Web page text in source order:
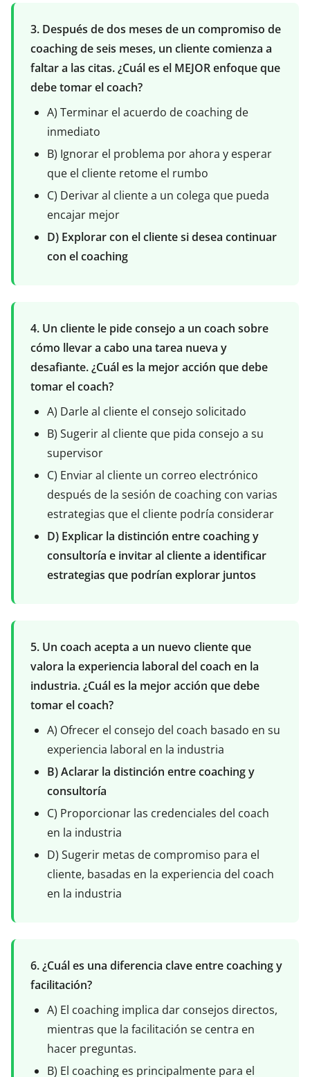
3. Después de dos meses de un compromiso de
coaching de seis meses, un cliente comienza a
faltar a las citas. ¿Cuál es el MEJOR enfoque que
debe tomar el coach?
A) Terminar el acuerdo de coaching de
inmediato
B) Ignorar el problema por ahora y esperar
que el cliente retome el rumbo
C) Derivar al cliente a un colega que pueda
encajar mejor
D) Explorar con el cliente si desea continuar
con el coaching
4. Un cliente le pide consejo a un coach sobre
cómo llevar a cabo una tarea nueva y
desafiante. ¿Cuál es la mejor acción que debe
tomar el coach?
A) Darle al cliente el consejo solicitado
B) Sugerir al cliente que pida consejo a su
supervisor
C) Enviar al cliente un correo electrónico
después de la sesión de coaching con varias
estrategias que el cliente podría considerar
D) Explicar la distinción entre coaching y
consultoría e invitar al cliente a identificar
estrategias que podrían explorar juntos
5. Un coach acepta a un nuevo cliente que
valora la experiencia laboral del coach en la
industria. ¿Cuál es la mejor acción que debe
tomar el coach?
A) Ofrecer el consejo del coach basado en su
experiencia laboral en la industria
B) Aclarar la distinción entre coaching y
consultoría
C) Proporcionar las credenciales del coach
en la industria
D) Sugerir metas de compromiso para el
cliente, basadas en la experiencia del coach
en la industria
6. ¿Cuál es una diferencia clave entre coaching y
facilitación?
A) El coaching implica dar consejos directos,
mientras que la facilitación se centra en
hacer preguntas.
B) El coaching es principalmente para el